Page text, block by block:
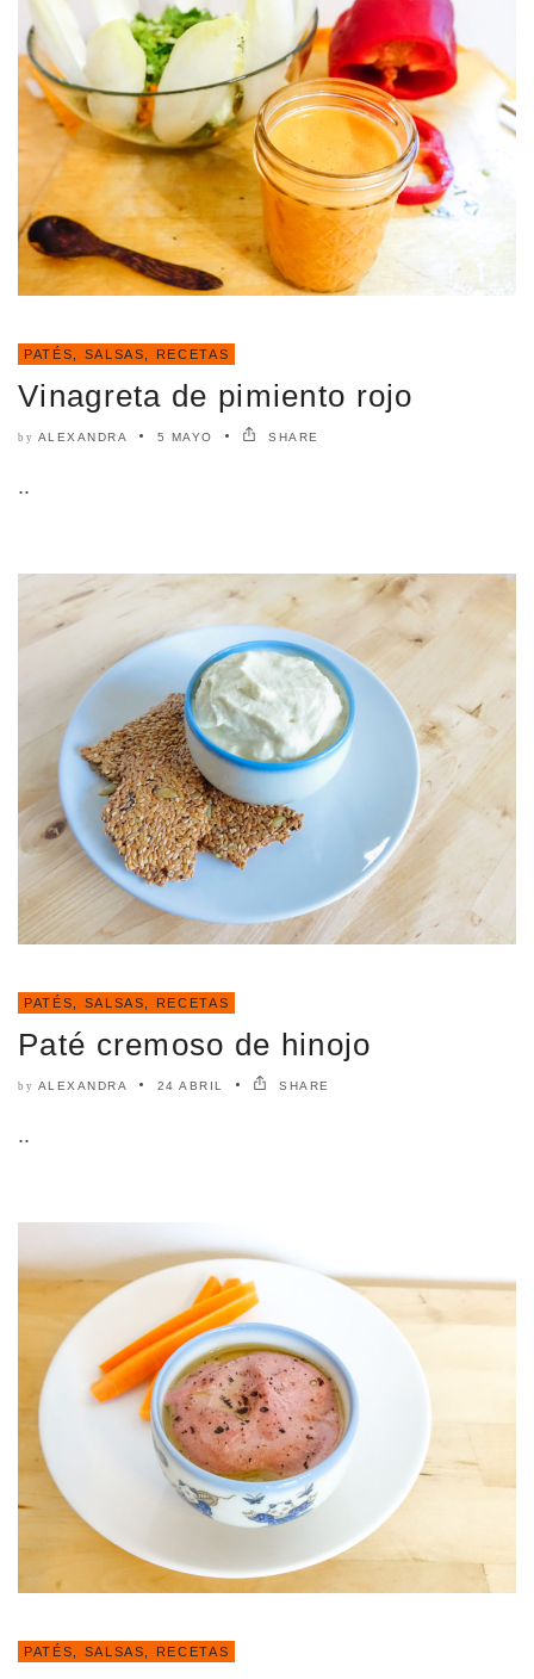
PATÉS, SALSAS RECETAS
Vinagreta de pimiento rojo
by ALEXANDRA 5 MAYO SHARE
..
PATÉS, SALSAS RECETAS
Paté cremoso de hinojo
by ALEXANDRA 24 ABRIL SHARE
..
PATÉS, SALSAS RECETAS